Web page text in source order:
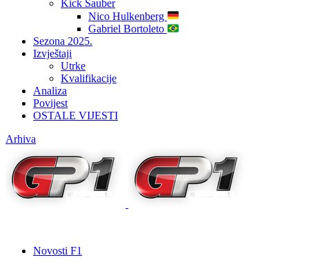
Kick Sauber
Nico Hulkenberg
Gabriel Bortoleto
Sezona 2025.
Izvještaji
Utrke
Kvalifikacije
Analiza
Povijest
OSTALE VIJESTI
Arhiva
Novosti F1